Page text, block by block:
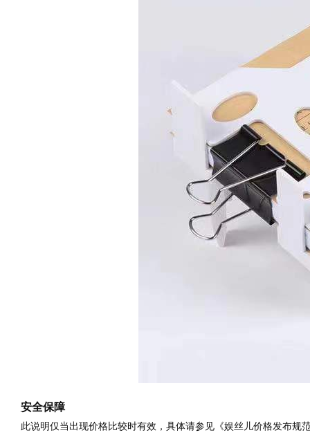
安全保障
此说明仅当出现价格比较时有效，具体请参见《娱丝儿价格发布